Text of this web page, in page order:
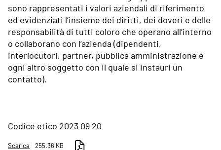
sono rappresentati i valori aziendali di riferimento
ed evidenziati l’insieme dei diritti, dei doveri e delle
responsabilità di tutti coloro che operano all’interno
o collaborano con l’azienda (dipendenti,
interlocutori, partner, pubblica amministrazione e
ogni altro soggetto con il quale si instauri un
contatto).
Codice etico 2023 09 20
Scarica 255.36 KB